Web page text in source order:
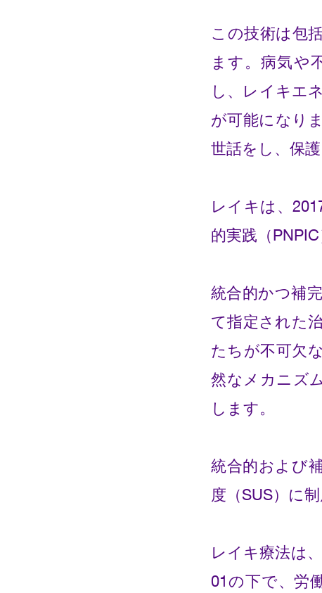
この技術は包
ます。病気や
し、レイキエ
が可能になり
世話をし、保
レイキは、
的実践（
統合的かつ補
て指定された
たちが不可欠
然なメカニズ
します。
統合的および
度（SUS）に
レイキ療法は
01の下で、労